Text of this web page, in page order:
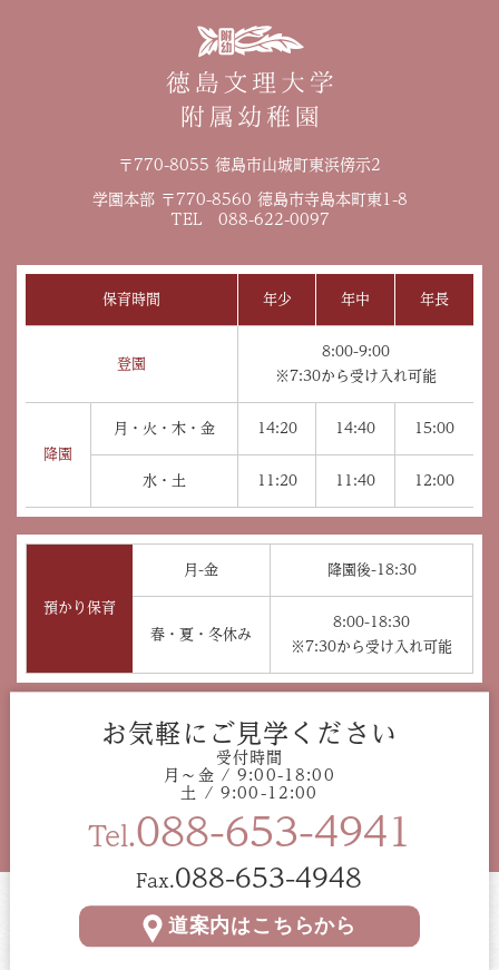
〒770-8055 徳島市山城町東浜傍示2
学園本部 〒770-8560 徳島市寺島本町東1-8
TEL 088-622-0097
保育時間 年少 年中 年長
登園
8:00-9:00
※7:30から受け入れ可能
降園
月・火・木・金 14:20 14:40 15:00
水・土 11:20 11:40 12:00
預かり保育
月-金 降園後-18:30
春・夏・冬休み
8:00-18:30
※7:30から受け入れ可能
お気軽にご見学ください
受付時間
月〜金 / 9:00-18:00
土 / 9:00-12:00
Tel.088-653-4941
Fax.088-653-4948
道案内はこちらから